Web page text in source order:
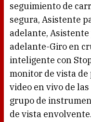
seguimiento de
segura, Asistente
adelante,
adelante-Giro en
inteligente con
monitor de vista
video en vivo de
grupo de
de vista envolvente.